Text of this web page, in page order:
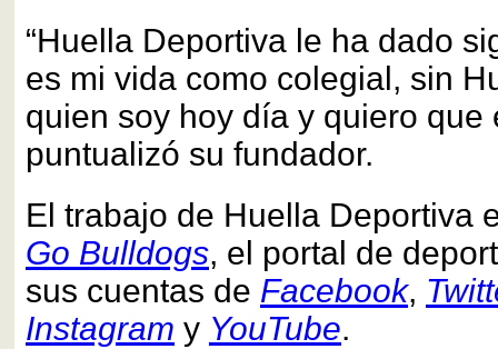
“Huella Deportiva le ha dado
es mi vida como colegial, sin
quien soy hoy día y quiero que
puntualizó su fundador.
El trabajo de Huella Deportiva
Go Bulldogs, el portal de
sus cuentas de Facebook,
Instagram y YouTube.